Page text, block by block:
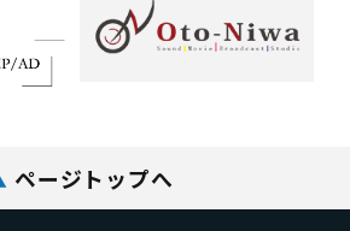
ページトップへ